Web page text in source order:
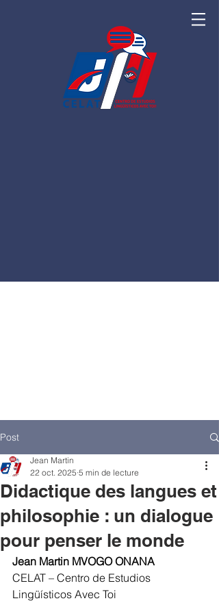
Post
Didactique des langues et
philosophie : un dialogue
pour penser le monde
Jean Martin
22 oct. 2025 5 min de lecture
Jean Martin MVOGO ONANA
CELAT – Centro de Estudios
Lingüísticos Avec Toi